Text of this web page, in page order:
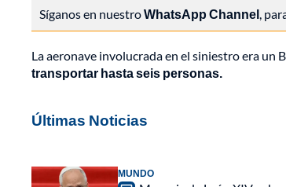
Síganos en nuestroWhatsApp Channel,
La aeronave involucrada en el siniestro era un
transportar hasta seis personas.
Últimas Noticias
MUNDO